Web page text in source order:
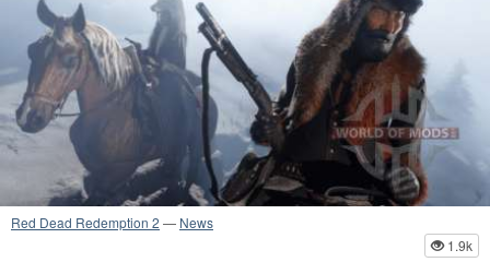
Red Dead Redemption 2 — News
1.9k